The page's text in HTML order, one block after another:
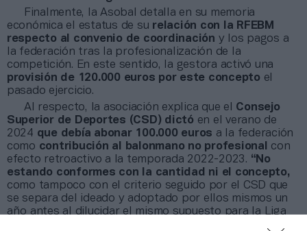
Finalmente, la Asobal detalla en su memoria
económica el estatus de su relación con la RFEBM
respecto al convenio de coordinación y los pagos a
la federación tras la profesionalización de la
competición. En este sentido, la gestora activó una
provisión de 120.000 euros por este concepto el
pasado ejercicio.
Al respecto, la asociación explica que el Consejo
Superior de Deportes (CSD) dictó en el verano de
2024 que debía abonar 100.000 euros a la federación
como contribución al balonmano no profesional
con
efecto retroactivo a la temporada 2022-2023. “No
estando conformes con la cantidad ni el concepto,
como tampoco con el criterio seguido por el CSD que
se separa del ideado y adoptado por ellos mismos un
año antes al dilucidar el mismo supuesto para la Liga